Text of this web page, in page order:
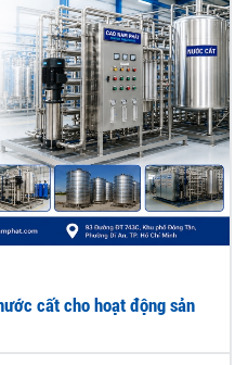
cất cho hoạt động sản